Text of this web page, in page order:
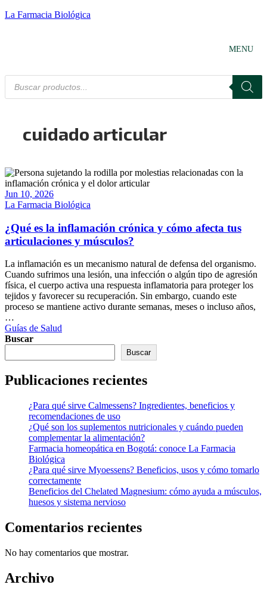
La Farmacia Biológica
MENU
cuidado articular
Jun 10, 2026
La Farmacia Biológica
¿Qué es la inflamación crónica y cómo afecta tus
articulaciones y músculos?
La inflamación es un mecanismo natural de defensa del organismo.
Cuando sufrimos una lesión, una infección o algún tipo de agresión
física, el cuerpo activa una respuesta inflamatoria para proteger los
tejidos y favorecer su recuperación. Sin embargo, cuando este
proceso se mantiene activo durante semanas, meses o incluso años,
…
Guías de Salud
Buscar
Buscar
Publicaciones recientes
¿Para qué sirve Calmessens? Ingredientes, beneficios y
recomendaciones de uso
¿Qué son los suplementos nutricionales y cuándo pueden
complementar la alimentación?
Farmacia homeopática en Bogotá: conoce La Farmacia
Biológica
¿Para qué sirve Myoessens? Beneficios, usos y cómo tomarlo
correctamente
Beneficios del Chelated Magnesium: cómo ayuda a músculos,
huesos y sistema nervioso
Comentarios recientes
No hay comentarios que mostrar.
Archivo